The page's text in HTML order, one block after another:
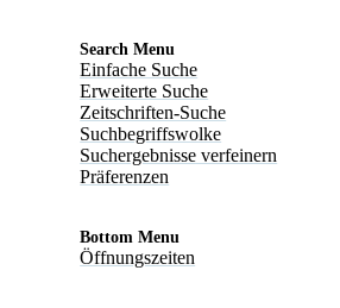
Search Menu
Einfache Suche
Erweiterte Suche
Zeitschriften-Suche
Suchbegriffswolke
Suchergebnisse verfeinern
Präferenzen
Bottom Menu
Öffnungszeiten